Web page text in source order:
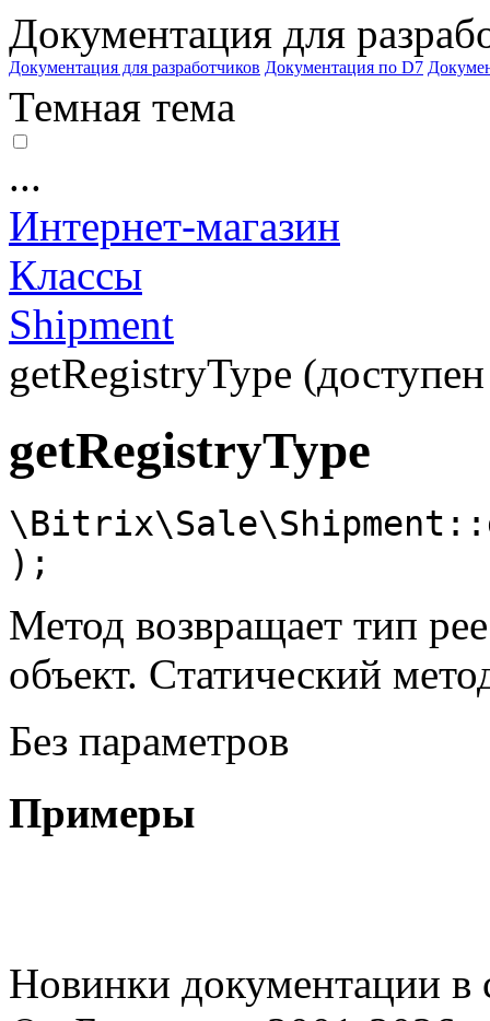
Документация для
Документация для разработчиков Документация по D7
Темная тема
...
Интернет-магазин
Классы
Shipment
getRegistryType
getRegistryType
);
Метод возвращает тип
объект. Cтатический
Без параметров
Примеры
Новинки документации в